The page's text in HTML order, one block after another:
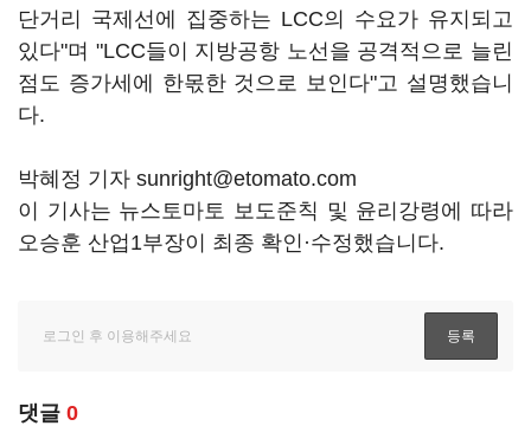
단거리 국제선에 집중하는 LCC의 수요가 유지되고
있다"며 "LCC들이 지방공항 노선을 공격적으로 늘린
점도 증가세에 한몫한 것으로 보인다"고 설명했습니
다.
박혜정 기자 sunright@etomato.com
이 기사는 뉴스토마토 보도준칙 및 윤리강령에 따라
오승훈 산업1부장이 최종 확인·수정했습니다.
댓글 0